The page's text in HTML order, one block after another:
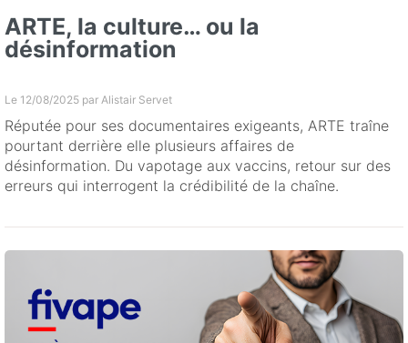
ARTE, la culture… ou la
désinformation
Le 12/08/2025 par Alistair Servet
Réputée pour ses documentaires exigeants, ARTE traîne
pourtant derrière elle plusieurs affaires de
désinformation. Du vapotage aux vaccins, retour sur des
erreurs qui interrogent la crédibilité de la chaîne.